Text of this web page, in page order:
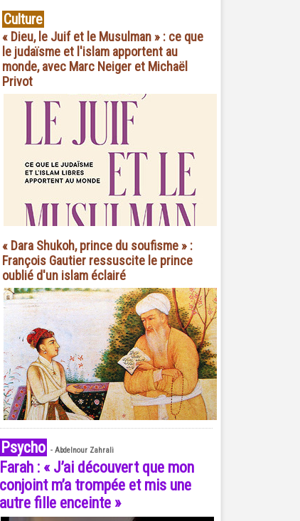
Culture
« Dieu, le Juif et le Musulman » : ce que
le judaïsme et l'islam apportent au
monde, avec Marc Neiger et Michaël
Privot
« Dara Shukoh, prince du soufisme » :
François Gautier ressuscite le prince
oublié d'un islam éclairé
Psycho - Abdelnour Zahrali
Farah : « J’ai découvert que mon
conjoint m’a trompée et mis une
autre fille enceinte »